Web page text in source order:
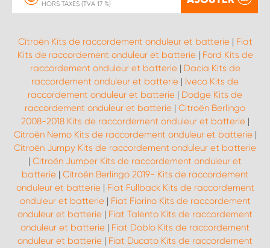
HORS TAXES (TVA 17 %)
Citroën Kits de raccordement onduleur et batterie| Fiat
Kits de raccordement onduleur et batterie| Ford Kits de
raccordement onduleur et batterie| Dacia Kits de
raccordement onduleur et batterie | Iveco Kits de
raccordement onduleur et batterie | Dodge Kits de
raccordement onduleur et batterie | Citroën Berlingo
2008-2018 Kits de raccordement onduleur et batterie|
Citroën Nemo Kits de raccordement onduleur et batterie|
Citroën Jumpy Kits de raccordement onduleur et batterie
| Citroën Jumper Kits de raccordement onduleur et
batterie| Citroën Berlingo 2019- Kits de raccordement
onduleur et batterie| Fiat Fullback Kits de raccordement
onduleur et batterie| Fiat Fiorino Kits de raccordement
onduleur et batterie | Fiat Talento Kits de raccordement
onduleur et batterie | Fiat Doblo Kits de raccordement
onduleur et batterie | Fiat Ducato Kits de raccordement